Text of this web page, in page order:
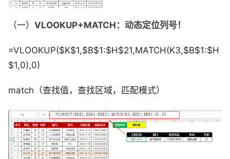
（一） VLOOKUP+MATCH：动态定位列号！
=VLOOKUP($K$1,$B$1:$H$21,MATCH(K3,$B$1:$H
$1,0),0)
match（查找值，查找区域，匹配模式）